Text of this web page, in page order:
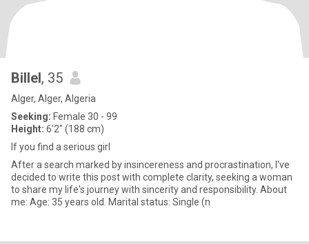
Billel, 35
Alger, Alger, Algeria
Seeking: Female 30 - 99
Height: 6'2" (188 cm)
If you find a serious girl
After a search marked by insincereness and procrastination, I've
decided to write this post with complete clarity, seeking a woman
to share my life's journey with sincerity and responsibility. About
me: Age: 35 years old. Marital status: Single (n